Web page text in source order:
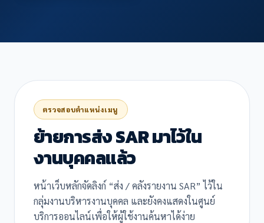
ตรวจสอบตำแหน่งเมนู
ย้ายการส่ง SAR มาไว้ใน
งานบุคคลแล้ว
หน้าเว็บหลักจัดลิงก์ “ส่ง / คลังรายงาน SAR” ไว้ใน
กลุ่มงานบริหารงานบุคคล และยังคงแสดงในศูนย์
บริการออนไลน์เพื่อให้ผู้ใช้งานค้นหาได้ง่าย